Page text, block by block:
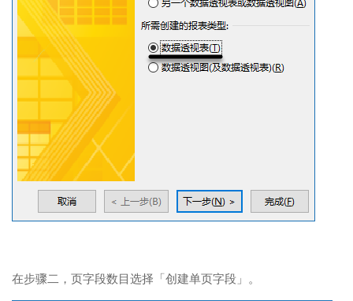
在步骤二，页字段数目选择「创建单页字段」。